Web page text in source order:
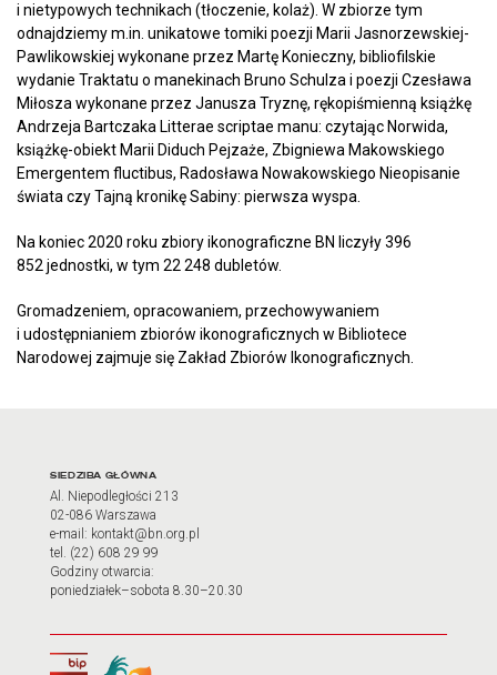
i nietypowych technikach (tłoczenie, kolaż). W zbiorze tym
odnajdziemy m.in. unikatowe tomiki poezji Marii Jasnorzewskiej-
Pawlikowskiej wykonane przez Martę Konieczny, bibliofilskie
wydanie Traktatu o manekinach Bruno Schulza i poezji Czesława
Miłosza wykonane przez Janusza Tryznę, rękopiśmienną książkę
Andrzeja Bartczaka Litterae scriptae manu: czytając Norwida,
książkę-obiekt Marii Diduch Pejzaże, Zbigniewa Makowskiego
Emergentem fluctibus, Radosława Nowakowskiego Nieopisanie
świata czy Tajną kronikę Sabiny: pierwsza wyspa.
Na koniec 2020 roku zbiory ikonograficzne BN liczyły 396
852 jednostki, w tym 22 248 dubletów.
Gromadzeniem, opracowaniem, przechowywaniem
i udostępnianiem zbiorów ikonograficznych w Bibliotece
Narodowej zajmuje się Zakład Zbiorów Ikonograficznych.
Adres oraz godziny
SIEDZIBA GŁÓWNA
Al. Niepodległości 213
02-086 Warszawa
e-mail: kontakt@bn.org.pl
tel. (22) 608 29 99
Godziny otwarcia:
poniedziałek–sobota 8.30–20.30
Biuletyn Informacji Publicznej
Tłumacz języka migowego